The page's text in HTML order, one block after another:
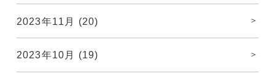
2023年11月 (20)
2023年10月 (19)